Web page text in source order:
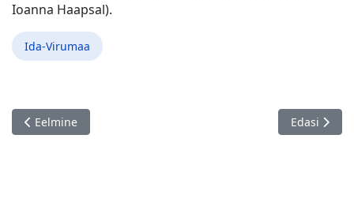
Ioanna Haapsal).
Ida-Virumaa
Eelmine artikkel: Turniirid Valkas 21.09.
Eelmine Järgmine
Edasi